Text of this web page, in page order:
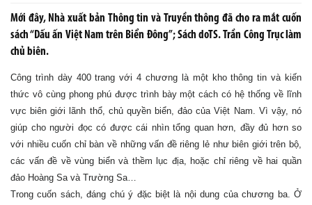
Mới đây, Nhà xuất bản Thông tin và Truyền thông đã cho ra mắt cuốn
sách “Dấu ấn Việt Nam trên Biển Đông”; Sách doTS. Trần Công Trục làm
chủ biên.
Công trình dày 400 trang với 4 chương là một kho thông tin và kiến
thức vô cùng phong phú được trình bày một cách có hệ thống về lĩnh
vực biên giới lãnh thổ, chủ quyền biển, đảo của Việt Nam. Vì vậy, nó
giúp cho người đọc có được cái nhìn tổng quan hơn, đầy đủ hơn so
với nhiều cuốn chỉ bàn về những vấn đề riêng lẻ như biên giới trên bộ,
các vấn đề về vùng biển và thềm lục địa, hoặc chỉ riêng về hai quần
đảo Hoàng Sa và Trường Sa…
Trong cuốn sách, đáng chú ý đặc biệt là nội dung của chương ba. Ở